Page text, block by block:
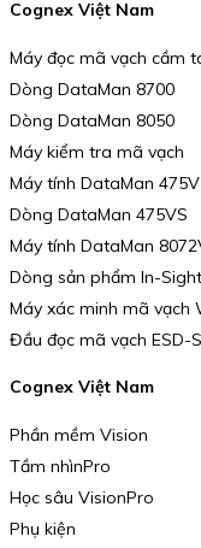
Cognex Việt Nam
Máy đọc mã vạch cầm
Dòng DataMan 8700
Dòng DataMan 8050
Máy kiểm tra mã vạch
Máy tính DataMan 475V
Dòng DataMan 475VS
Máy tính DataMan
Dòng sản phẩm In-
Máy xác minh mã vạch
Đầu đọc mã vạch ESD-
Cognex Việt Nam
Phần mềm Vision
Tầm nhìnPro
Học sâu VisionPro
Phụ kiện